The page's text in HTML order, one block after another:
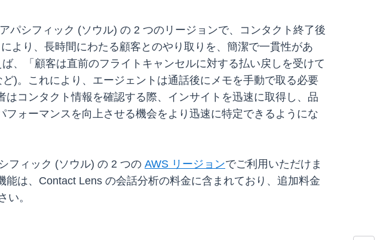
パシフィック (ソウル) の 2 つのリージョンで、コンタクト終了後
より、長時間にわたる顧客とのやり取りを、簡潔で一貫性があ
、「顧客は直前のフライトキャンセルに対する払い戻しを受けて
)。これにより、エージェントは通話後にメモを手動で取る必要
コンタクト情報を確認する際、インサイトを迅速に取得し、品
ォーマンスを向上させる機会をより迅速に特定できるようにな
フィック (ソウル) の 2 つの AWS リージョンでご利用いただけま
能は、Contact Lens の会話分析の料金に含まれており、追加料金
い。